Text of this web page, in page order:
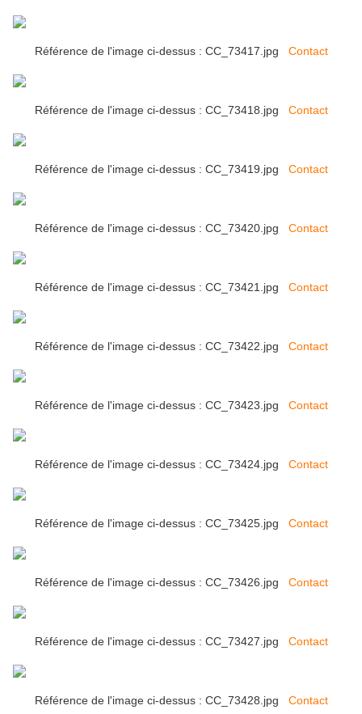
Référence de l'image ci-dessus : CC_73417.jpg Contact
Référence de l'image ci-dessus : CC_73418.jpg Contact
Référence de l'image ci-dessus : CC_73419.jpg Contact
Référence de l'image ci-dessus : CC_73420.jpg Contact
Référence de l'image ci-dessus : CC_73421.jpg Contact
Référence de l'image ci-dessus : CC_73422.jpg Contact
Référence de l'image ci-dessus : CC_73423.jpg Contact
Référence de l'image ci-dessus : CC_73424.jpg Contact
Référence de l'image ci-dessus : CC_73425.jpg Contact
Référence de l'image ci-dessus : CC_73426.jpg Contact
Référence de l'image ci-dessus : CC_73427.jpg Contact
Référence de l'image ci-dessus : CC_73428.jpg Contact